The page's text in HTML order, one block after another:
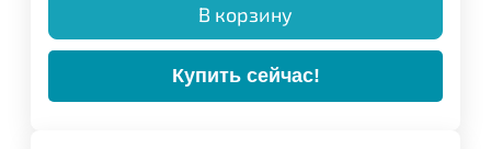
В корзину
Купить сейчас!